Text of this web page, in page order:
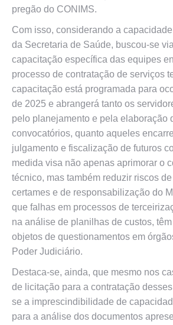
pregão do CONIMS.
Com isso, considerando a
da Secretaria de Saúde, buscou-se
capacitação específica das equipes
processo de contratação de serviços
capacitação está programada para
de 2025 e abrangerá tanto os
pelo planejamento e pela elaboração
convocatórios, quanto aqueles
julgamento e fiscalização de futuros
medida visa não apenas aprimorar o
técnico, mas também reduzir riscos
certames e de responsabilização do
que falhas em processos de
na análise de planilhas de custos,
objetos de questionamentos em
Poder Judiciário.
Destaca-se, ainda, que mesmo nos
de licitação para a contratação
se a imprescindibilidade de
para a análise dos documentos